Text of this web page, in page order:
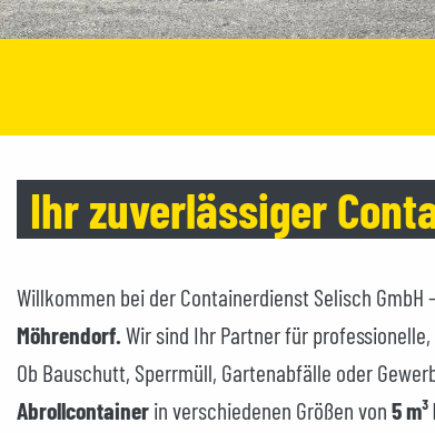
Ihr zuverlässiger
Willkommen bei der Containerdienst Selisch
Möhrendorf. Wir sind Ihr Partner für
Ob Bauschutt, Sperrmüll, Gartenabfälle oder
Abrollcontainer in verschiedenen Größen von 5